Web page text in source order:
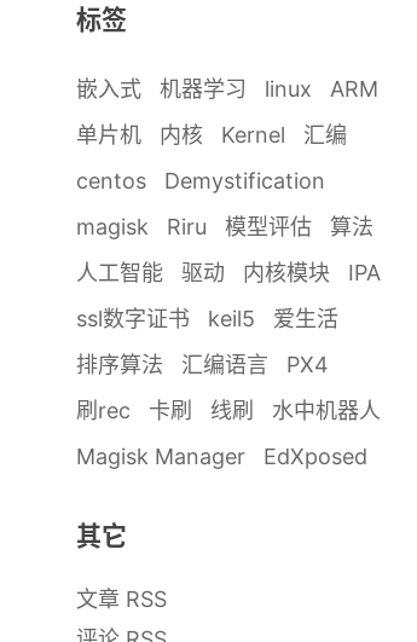
标签
嵌入式 机器学习 linux
ARM
单片机
内核 Kernel
汇编
centos
Demystification
magisk
Riru 模型评估
算法
人工智能
驱动 内核模块
IPA
ssl数字证书
keil5
爱生活
排序算法
汇编语言
PX4
刷rec
卡刷 线刷
水中机器人
Magisk Manager
EdXposed
其它
文章 RSS